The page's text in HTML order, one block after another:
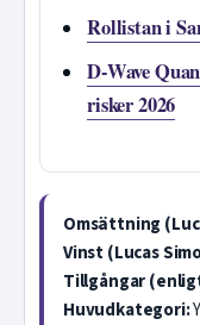
Rollistan i
D-Wave
risker 2026
Omsättning
Vinst (Lucas
Tillgångar
Huvudkategori: